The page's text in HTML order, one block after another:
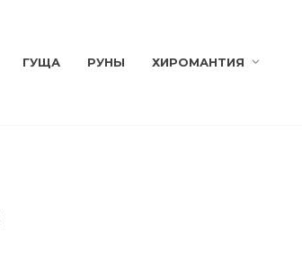
ГУЩА РУНЫ ХИРОМАНТИЯ